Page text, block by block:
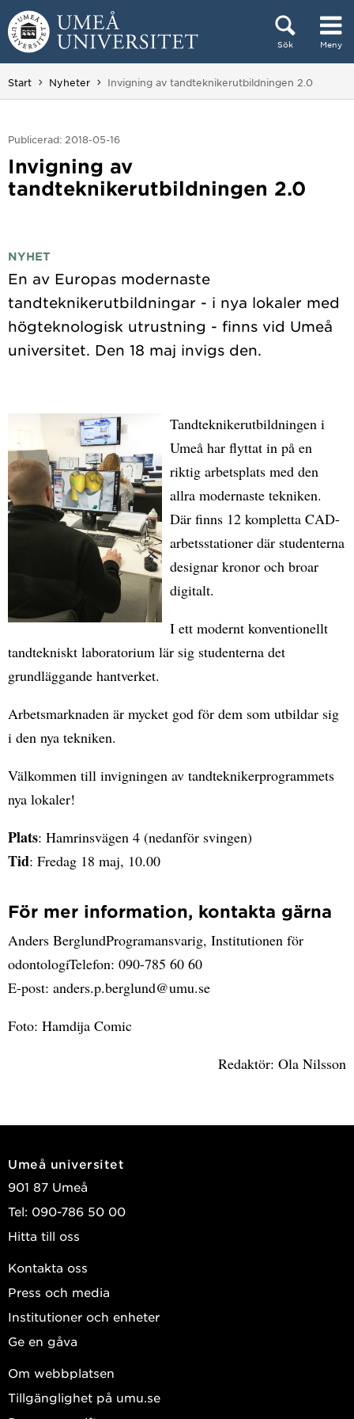
Hoppa direkt till innehållet
Sök Meny
Huvudmenyn dold.
Start Nyheter Du är här:
Invigning av tandteknikerutbildningen 2.0
Publicerad: 2018-05-16
Invigning av
tandteknikerutbildningen 2.0
NYHET
En av Europas modernaste
tandteknikerutbildningar - i nya lokaler med
högteknologisk utrustning - finns vid Umeå
Tandteknikerutbildningen i
Umeå har flyttat in på en
riktig arbetsplats med den
allra modernaste tekniken.
Där finns 12 kompletta CAD-
arbetsstationer där studenterna
designar kronor och broar
digitalt.
I ett modernt konventionellt
tandtekniskt laboratorium lär sig studenterna det
grundläggande hantverket.
Arbetsmarknaden är mycket god för dem som utbildar sig
i den nya tekniken.
Välkommen till invigningen av tandteknikerprogrammets
nya lokaler!
Plats: Hamrinsvägen 4 (nedanför svingen)
Tid: Fredag 18 maj, 10.00
För mer information, kontakta gärna
Anders BerglundProgramansvarig, Institutionen för
odontologiTelefon: 090-785 60 60
E-post: anders.p.berglund@umu.se
Foto: Hamdija Comic
Redaktör: Ola Nilsson
Umeå universitet
901 87 Umeå
Tel: 090-786 50 00
Hitta till oss
Kontakta oss
Press och media
Institutioner och enheter
Ge en gåva
Om webbplatsen
Tillgänglighet på umu.se